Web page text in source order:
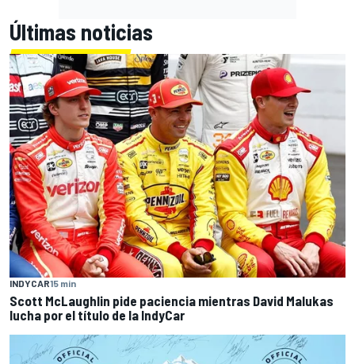
Últimas noticias
INDYCAR15 min
Scott McLaughlin pide paciencia mientras David Malukas
lucha por el título de la IndyCar